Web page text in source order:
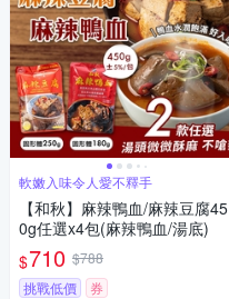
軟嫩入味令人愛不釋手
【和秋】麻辣鴨血/麻辣豆腐45
0g任選x4包(麻辣鴨血/湯底)
$710 $788
挑戰低價
券